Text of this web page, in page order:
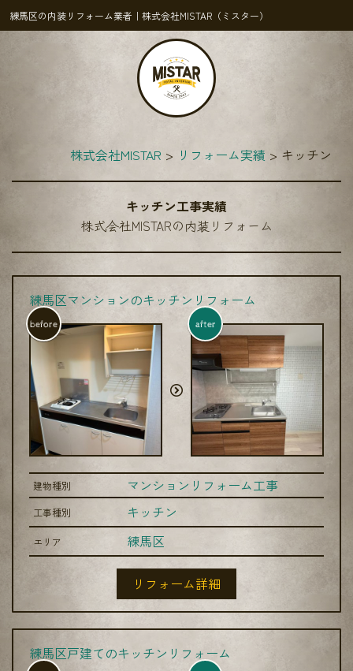
練馬区の内装リフォーム業者｜株式会社MISTAR（ミスター）
株式会社MISTAR リフォーム実績 キッチン
キッチン工事実績
株式会社MISTARの内装リフォーム
練馬区マンションのキッチンリフォーム
before after
建物種別 マンションリフォーム工事
工事種別 キッチン
エリア 練馬区
リフォーム詳細
練馬区戸建てのキッチンリフォーム